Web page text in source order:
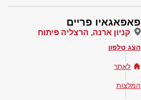
פאפאגאיו פריים
קניון ארנה, הרצליה פיתוח
הצג טלפון
לאתר
המלצות